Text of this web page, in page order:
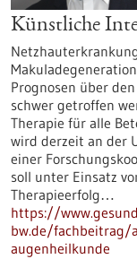
Künstliche
Prognosen über
schwer getroffen
Therapie für alle
wird derzeit an der
einer
soll unter Einsatz
Therapieerfolg…
https://
bw.de/fachbeitrag/
augenheilkunde